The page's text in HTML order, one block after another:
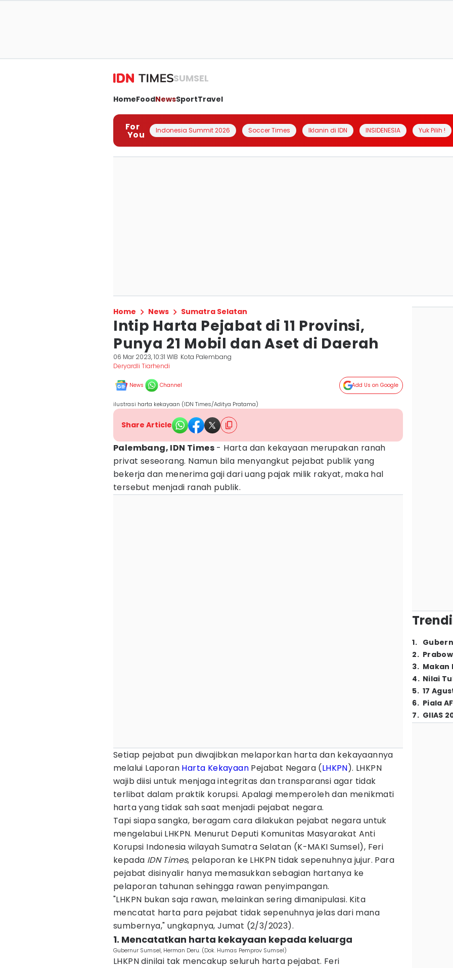
SUMSEL
HomeFoodNewsSportTravel
For
You Indonesia Summit 2026 Soccer Times Iklanin di IDN INSIDENESIA Yuk Pilih !
Home News Sumatra Selatan
Intip Harta Pejabat di 11 Provinsi,
Punya 21 Mobil dan Aset di Daerah
06 Mar 2023, 10:31 WIB Kota Palembang
Deryardli Tiarhendi
News Channel Add Us on Google
ilustrasi harta kekayaan (IDN Times/Aditya Pratama)
Share Article
Palembang, IDN Times - Harta dan kekayaan merupakan ranah
privat seseorang. Namun bila menyangkut pejabat publik yang
bekerja dan menerima gaji dari uang pajak milik rakyat, maka hal
tersebut menjadi ranah publik.
Setiap pejabat pun diwajibkan melaporkan harta dan kekayaannya
melalui Laporan Harta Kekayaan Pejabat Negara (LHKPN). LHKPN
wajib diisi untuk menjaga integritas dan transparansi agar tidak
terlibat dalam praktik korupsi. Apalagi memperoleh dan menikmati
harta yang tidak sah saat menjadi pejabat negara.
Tapi siapa sangka, beragam cara dilakukan pejabat negara untuk
mengelabui LHKPN. Menurut Deputi Komunitas Masyarakat Anti
Korupsi Indonesia wilayah Sumatra Selatan (K-MAKI Sumsel), Feri
kepada IDN Times, pelaporan ke LHKPN tidak sepenuhnya jujur. Para
pejabat disinyalir hanya memasukkan sebagian hartanya ke
pelaporan tahunan sehingga rawan penyimpangan.
"LHKPN bukan saja rawan, melainkan sering dimanipulasi. Kita
mencatat harta para pejabat tidak sepenuhnya jelas dari mana
sumbernya," ungkapnya, Jumat (2/3/2023).
1. Mencatatkan harta kekayaan kepada keluarga
Gubernur Sumsel, Herman Deru. (Dok. Humas Pemprov Sumsel)
LHKPN dinilai tak mencakup seluruh harta pejabat. Feri
1.
2.
3. Makan
4. Nilai
5. 17
6. Piala
7. GIIAS